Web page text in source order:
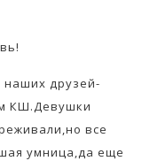
наших друзей-
КШ.Девушки
все
умница,да еще